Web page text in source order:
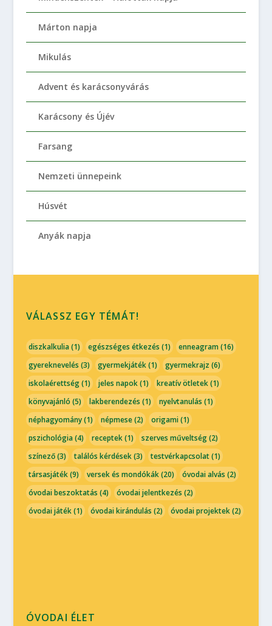
Márton napja
Mikulás
Advent és karácsonyvárás
Karácsony és Újév
Farsang
Nemzeti ünnepeink
Húsvét
Anyák napja
VÁLASSZ EGY TÉMÁT!
diszkalkulia(1) egészséges étkezés (1) enneagram(16)
gyereknevelés (3) gyermekjáték(1) gyermekrajz (6)
iskolaérettség(1) jeles napok(1) kreatív ötletek(1)
könyvajánló (5) lakberendezés (1) nyelvtanulás (1)
néphagyomány(1) népmese(2) origami(1)
pszichológia(4) receptek(1) szerves műveltség(2)
színező(3) találós kérdések(3) testvérkapcsolat(1)
társasjáték(9) versek és mondókák(20) óvodai alvás (2)
óvodai beszoktatás (4) óvodai jelentkezés (2)
óvodai játék(1) óvodai kirándulás (2) óvodai projektek(2)
ÓVODAI ÉLET